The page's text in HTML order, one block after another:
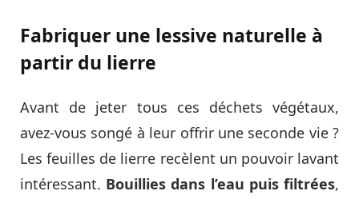
Fabriquer une lessive naturelle à
partir du lierre
Avant de jeter tous ces déchets végétaux,
avez-vous songé à leur offrir une seconde vie ?
Les feuilles de lierre recèlent un pouvoir lavant
intéressant. Bouillies dans l’eau puis filtrées,